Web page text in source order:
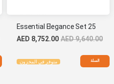
Essential Elegance Set 25
AED 9,640.00
AED 8,752.00
متوفر في المخزون السلة